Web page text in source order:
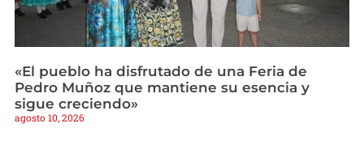
«El pueblo ha disfrutado de una Feria de
Pedro Muñoz que mantiene su esencia y
sigue creciendo»
agosto 10, 2026